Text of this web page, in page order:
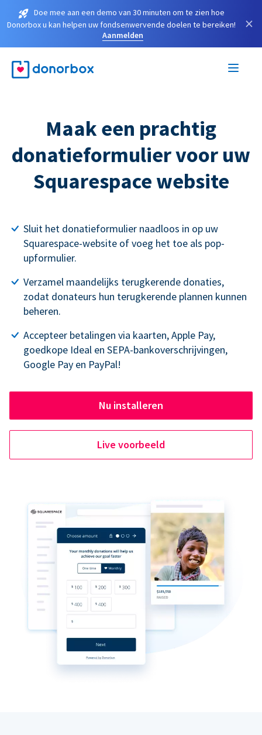
Doe mee aan een demo van 30 minuten om te zien hoe
Donorbox u kan helpen uw fondsenwervende doelen te bereiken!
Aanmelden
×
Maak een prachtig
donatieformulier voor uw
Squarespace website
Sluit het donatieformulier naadloos in op uw
Squarespace-website of voeg het toe als pop-
upformulier.
Verzamel maandelijks terugkerende donaties,
zodat donateurs hun terugkerende plannen kunnen
beheren.
Accepteer betalingen via kaarten, Apple Pay,
goedkope Ideal en SEPA-bankoverschrijvingen,
Google Pay en PayPal!
Nu installeren
Live voorbeeld